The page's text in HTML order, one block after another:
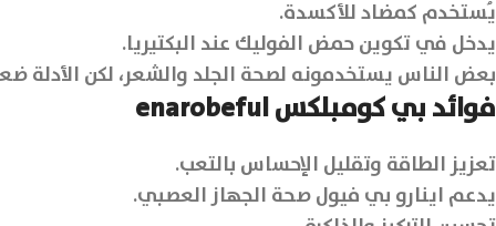
يُستخدم كمضاد للأكسدة.
يدخل في تكوين حمض الفوليك عند البكتيريا.
بعض الناس يستخدمونه لصحة الجلد والشعر، لكن الأدلة
فوائد بي كومبلكس enarobeful
تعزيز الطاقة وتقليل الإحساس بالتعب.
يدعم اينارو بي فيول صحة الجهاز العصبي.